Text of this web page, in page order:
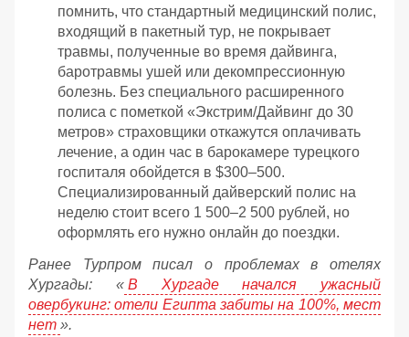
помнить, что стандартный медицинский полис,
входящий в пакетный тур, не покрывает
травмы, полученные во время дайвинга,
баротравмы ушей или декомпрессионную
болезнь. Без специального расширенного
полиса с пометкой «Экстрим/Дайвинг до 30
метров» страховщики откажутся оплачивать
лечение, а один час в барокамере турецкого
госпиталя обойдется в $300–500.
Специализированный дайверский полис на
неделю стоит всего 1 500–2 500 рублей, но
оформлять его нужно онлайн до поездки.
Ранее Турпром писал о проблемах в отелях
Хургады: « В Хургаде начался ужасный
овербукинг: отели Египта забиты на 100%, мест
нет ».